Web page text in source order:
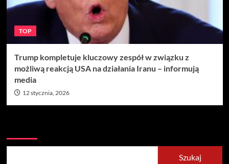
TOP
Trump kompletuje kluczowy zespół w związku z
możliwą reakcją USA na działania Iranu – informują
media
12 stycznia, 2026
Szukaj